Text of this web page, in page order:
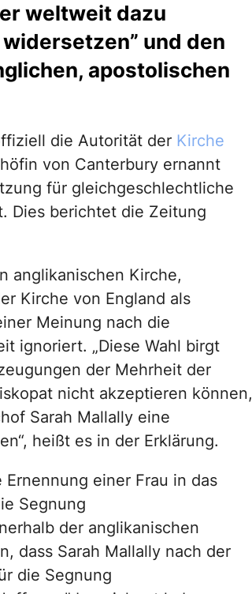
weltweit dazu
und den
apostolischen
die Autorität der Kirche
von Canterbury ernannt
für gleichgeschlechtliche
Dies berichtet die Zeitung
anglikanischen Kirche,
Kirche von England als
Meinung nach die
ignoriert. „Diese Wahl birgt
der Mehrheit der
nicht akzeptieren können,
Sarah Mallally eine
heißt es in der Erklärung.
einer Frau in das
Segnung
der anglikanischen
dass Sarah Mallally nach der
die Segnung